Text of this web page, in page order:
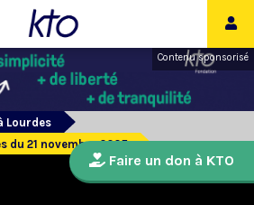
Contenu sponsorisé
Lourdes
du 21 novembre 2025
Faire un don à KTO